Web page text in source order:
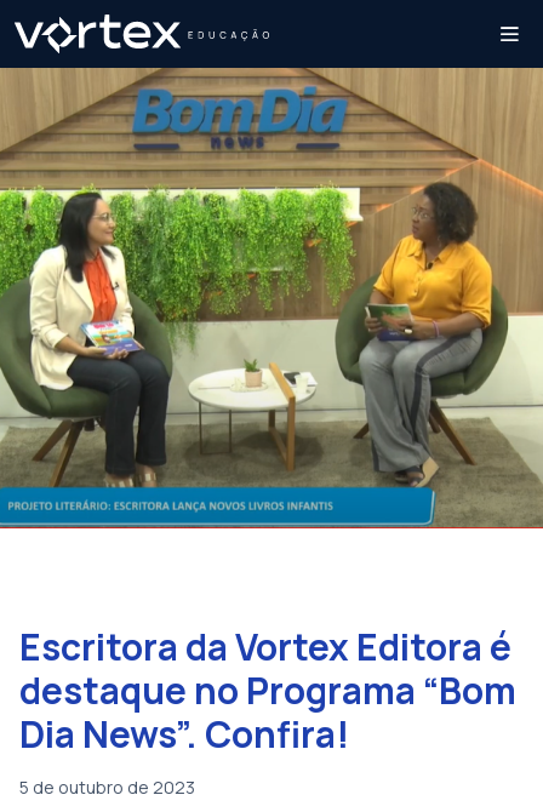
Escritora da Vortex Editora é
destaque no Programa “Bom
Dia News”. Confira!
5 de outubro de 2023